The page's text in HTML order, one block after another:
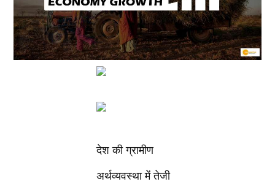
देश की ग्रामीण
अर्थव्यवस्था में तेजी